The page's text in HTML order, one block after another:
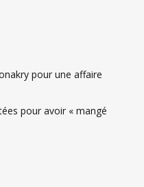
pour une affaire
pour avoir « mangé